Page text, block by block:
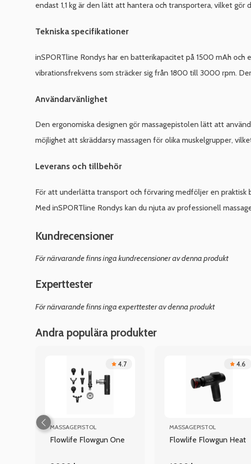
endast 1,1 kg är den lätt att hantera och transportera, vilket
Tekniska specifikationer
inSPORTline Rondys har en batterikapacitet på 1500 mAh
vibrationsfrekvens som sträcker sig från 1800 till 3000 rpm.
Användarvänlighet
Den ergonomiska designen gör massagepistolen lätt att
möjlighet att skräddarsy massagen för olika muskelgrupper,
Leverans och tillbehör
För att underlätta transport och förvaring medföljer en praktisk
Med inSPORTline Rondys kan du njuta av professionell
Kundrecensioner
För närvarande finns inga kundrecensioner av denna produkt
Experttester
För närvarande finns inga experttester av denna produkt
Andra populära produkter
4.7
MASSAGEPISTOL
Flowlife Flowgun One
4.6
MASSAGEPISTOL
Flowlife Flowgun Heat